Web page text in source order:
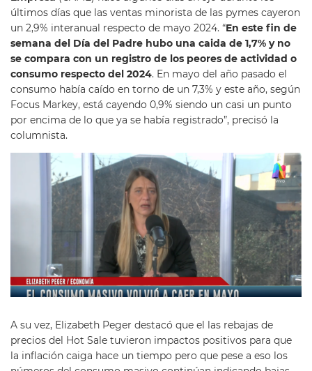
últimos días que las ventas minorista de las pymes cayeron
un 2,9% interanual respecto de mayo 2024. “En este fin de
semana del Día del Padre hubo una caida de 1,7% y no
se compara con un registro de los peores de actividad o
consumo respecto del 2024. En mayo del año pasado el
consumo había caído en torno de un 7,3% y este año, según
Focus Markey, está cayendo 0,9% siendo un casi un punto
por encima de lo que ya se había registrado”, precisó la
columnista.
A su vez, Elizabeth Peger destacó que el las rebajas de
precios del Hot Sale tuvieron impactos positivos para que
la inflación caiga hace un tiempo pero que pese a eso los